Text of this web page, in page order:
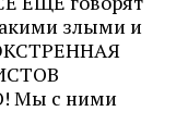
злыми и
Мы с ними